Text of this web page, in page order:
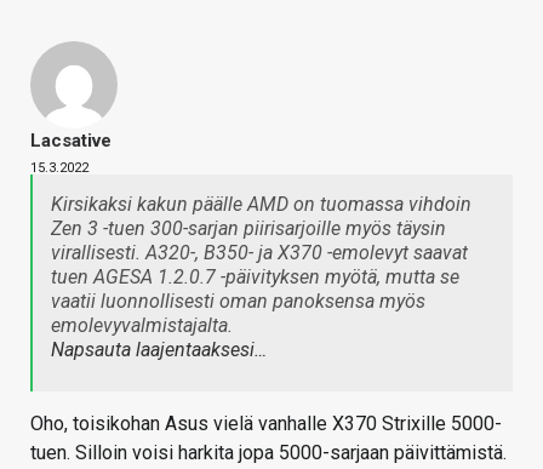
Lacsative
15.3.2022
Kirsikaksi kakun päälle AMD on tuomassa vihdoin
Zen 3 -tuen 300-sarjan piirisarjoille myös täysin
virallisesti. A320-, B350- ja X370 -emolevyt saavat
tuen AGESA 1.2.0.7 -päivityksen myötä, mutta se
vaatii luonnollisesti oman panoksensa myös
emolevyvalmistajalta.
Napsauta laajentaaksesi…
Oho, toisikohan Asus vielä vanhalle X370 Strixille 5000-
tuen. Silloin voisi harkita jopa 5000-sarjaan päivittämistä.